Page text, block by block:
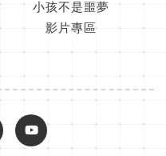
小孩不是噩夢
影片專區